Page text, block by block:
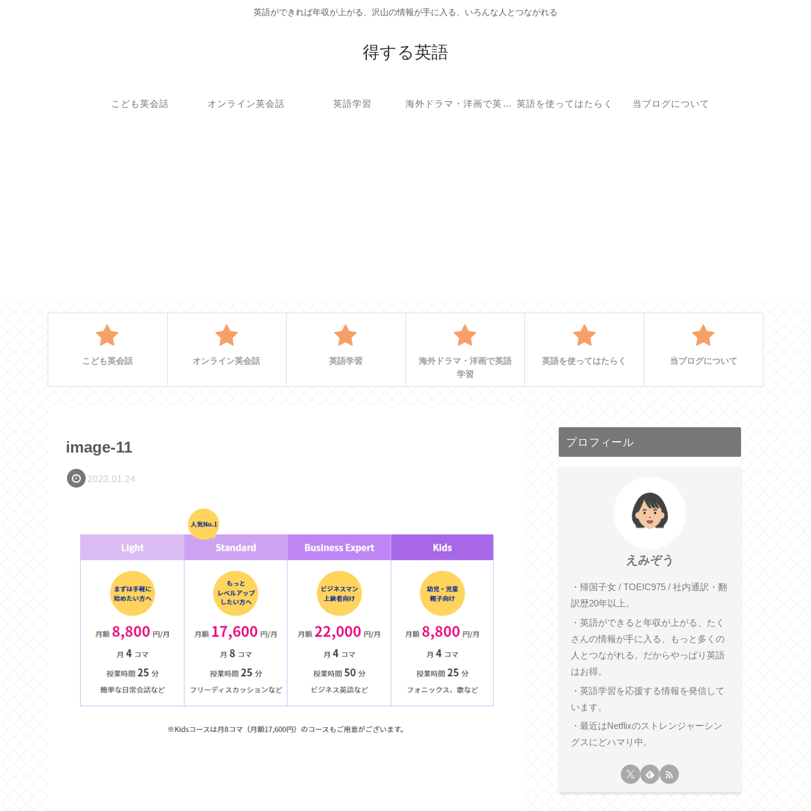
英語ができれば年収が上がる、沢山の情報が手に入る、いろんな人とつながれる
得する英語
こども英会話 オンライン英会話 英語学習 海外ドラマ・洋画で英語学習 英語を使ってはたらく 当ブログについて
こども英会話 オンライン英会話 英語学習
海外ドラマ・洋画で英語
学習
英語を使ってはたらく 当ブログについて
image-11
2023.01.24
プロフィール
えみぞう
・帰国子女 / TOEIC975 / 社内通訳・翻
訳歴20年以上。
・英語ができると年収が上がる、たく
さんの情報が手に入る、もっと多くの
人とつながれる。だからやっぱり英語
はお得。
・英語学習を応援する情報を発信して
います。
・最近はNetflixのストレンジャーシン
グスにどハマり中。